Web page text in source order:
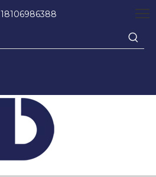
18106986388